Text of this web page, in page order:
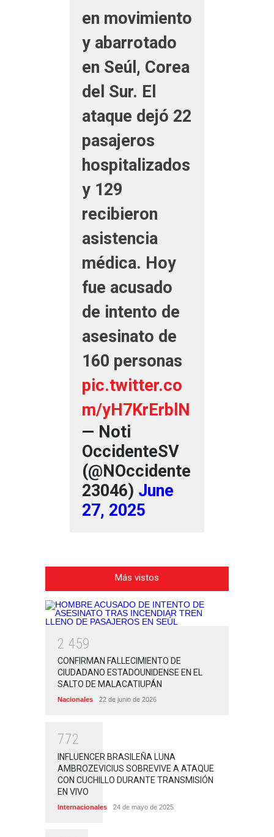
en movimiento
y abarrotado
en Seúl, Corea
del Sur. El
ataque dejó 22
pasajeros
hospitalizados
y 129
recibieron
asistencia
médica. Hoy
fue acusado
de intento de
asesinato de
160 personas
pic.twitter.co
m/yH7KrErblN
— Noti
OccidenteSV
(@NOccidente
23046) June
27, 2025
Más vistos
2 459
CONFIRMAN FALLECIMIENTO DE
CIUDADANO ESTADOUNIDENSE EN EL
SALTO DE MALACATIUPÁN
Nacionales 22 de junio de 2026
772
INFLUENCER BRASILEÑA LUNA
AMBROZEVICIUS SOBREVIVE A ATAQUE
CON CUCHILLO DURANTE TRANSMISIÓN
EN VIVO
Internacionales 24 de mayo de 2025